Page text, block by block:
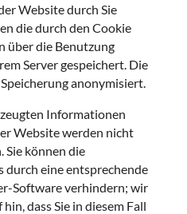
Website durch Sie
die durch den Cookie
über die Benutzung
Server gespeichert. Die
anonymisiert.
Informationen
Website werden nicht
Sie können die
durch eine entsprechende
Software verhindern; wir
dass Sie in diesem Fall